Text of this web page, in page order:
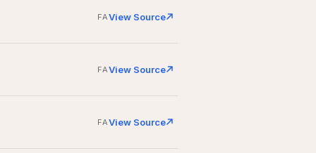
FAView Source
FAView Source
FAView Source